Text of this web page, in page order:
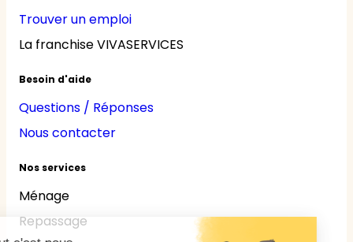
Trouver un emploi
La franchise VIVASERVICES
Besoin d'aide
Questions / Réponses
Nous contacter
Nos services
Ménage
Repassage